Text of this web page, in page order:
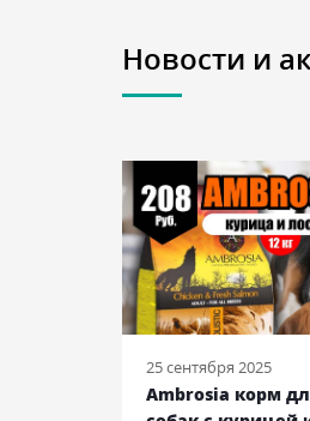
Новости и
25 сентября 2025
Ambrosia корм